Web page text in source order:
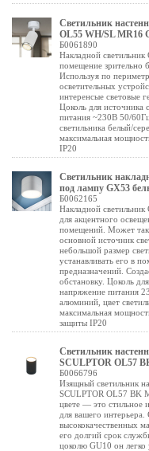
Светильник
OL55 WH/SL MR16
Б0061890
Накладной
помещение зрительно
Используя по
осветительных
интеренсые световые
Цоколь для источника
питания ~230В 50/
светильника белый/
максимальная
IP20
Светильник
под лампу GX53
Б0062165
Накладной
для акцентного
помещений. Может так
основной источник
небольшой размер
устанавливать его в
предназначений.
обстановку. Цоколь
напряжение питания
алюминий, цвет
максимальная
защиты IP20
Светильник
SCULPTOR OL57
Б0066796
Изящный светильник
SCULPTOR OL57 BK
цвете — это стильное
для вашего
высококачественных
его долгий срок
цоколю GU10 он легко